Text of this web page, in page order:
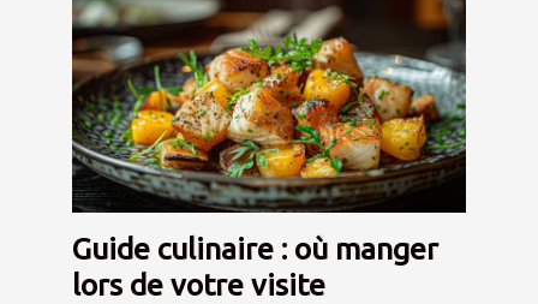
Guide culinaire : où manger
lors de votre visite